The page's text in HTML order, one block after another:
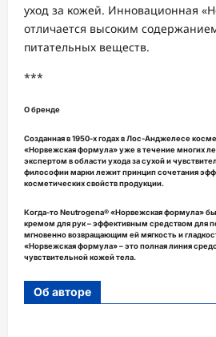
уход за кожей. Инновационная
отличается высоким
питательных веществ.
***
О бренде
Созданная в 1950-х годах в Лос-Анджелесе
«Норвежская формула» уже в течение многих
экспертом в области ухода за сухой и
философии марки лежит принцип сочетания
косметических свойств продукции.
Когда-то Neutrogena® «Норвежская формула»
кремом для рук – эффективным средством для
мгновенно возвращающим ей мягкость и
«Норвежская формула» – это полная линия
чувствительной кожей тела.
Об авторе